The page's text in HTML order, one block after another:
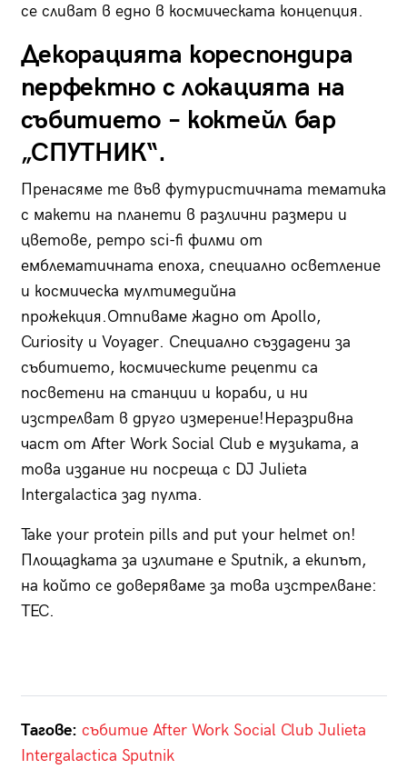
се сливат в едно в космическата концепция.
Декорацията кореспондира
перфектно с локацията на
събитието – коктейл бар
„СПУТНИК“.
Пренасяме те във футуристичната тематика
с макети на планети в различни размери и
цветове, ретро sci-fi филми от
емблематичната епоха, специално осветление
и космическа мултимедийна
прожекция.Отпиваме жадно от Apollo,
Curiosity и Voyager. Специално създадени за
събитието, космическите рецепти са
посветени на станции и кораби, и ни
изстрелват в друго измерение!Неразривна
част от After Work Social Club е музиката, а
това издание ни посреща с DJ Julieta
Intergalactica зад пулта.
Take your protein pills and put your helmet on!
Площадката за излитане е Sputnik, а екипът,
на който се доверяваме за това изстрелване:
TEC.
Тагове: събитие After Work Social Club Julieta
Intergalactica Sputnik